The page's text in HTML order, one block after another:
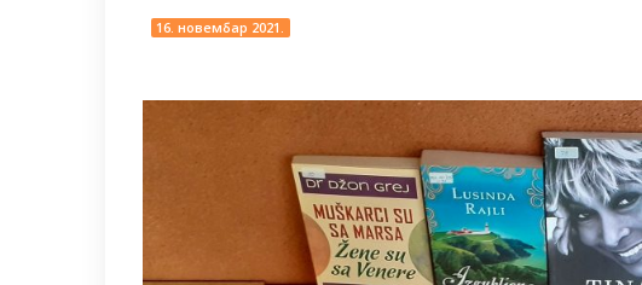
16. новембар 2021.